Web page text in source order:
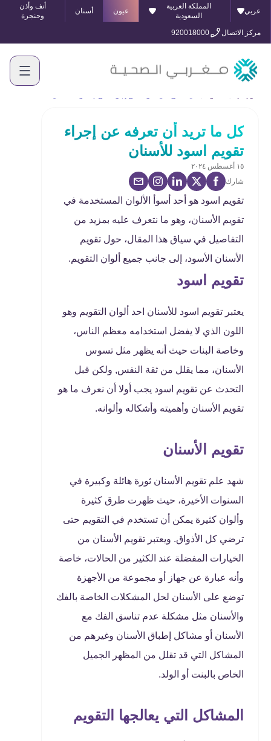
عربي
المملكة العربية
السعودية
عيون أسنان
أنف وأذن
وحنجرة
مركز الاتصال
920018000
كل ما تريد أن تعرفه عن إجراء
تقويم اسود للأسنان
١٥ أغسطس ٢٠٢٤
شارك
تقويم اسود هو أحد أسوأ الألوان المستخدمة في
تقويم الأسنان، وهو ما نتعرف عليه بمزيد من
التفاصيل في سياق هذا المقال، حول تقويم
الأسنان الأسود، إلى جانب جميع ألوان التقويم.
تقويم اسود
يعتبر تقويم اسود للأسنان احد ألوان التقويم وهو
اللون الذي لا يفضل استخدامه معظم الناس،
وخاصة البنات حيث أنه يظهر مثل تسوس
الأسنان، مما يقلل من ثقة النفس, ولكن قبل
التحدث عن تقويم اسود يجب أولا أن نعرف ما هو
تقويم الأسنان وأهميته وأشكاله وألوانه.
تقويم الأسنان
شهد علم تقويم الأسنان ثورة هائلة وكبيرة في
السنوات الأخيرة، حيث ظهرت طرق كثيرة
وألوان كثيرة يمكن أن تستخدم في التقويم حتى
ترضي كل الأذواق. ويعتبر تقويم الأسنان من
الخيارات المفضلة عند الكثير من الحالات، خاصة
وأنه عبارة عن جهاز أو مجموعة من الأجهزة
توضع على الأسنان لحل المشكلات الخاصة بالفك
والأسنان مثل مشكلة عدم تناسق الفك مع
الأسنان أو مشاكل إطباق الأسنان وغيرهم من
المشاكل التي قد تقلل من المظهر الجميل
الخاص بالبنت أو الولد.
المشاكل التي يعالجها التقويم